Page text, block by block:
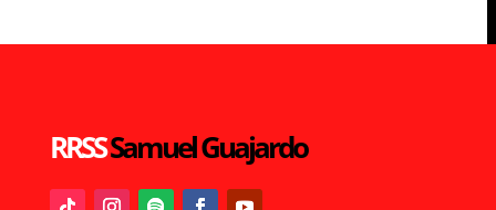
RRSSSamuel Guajardo